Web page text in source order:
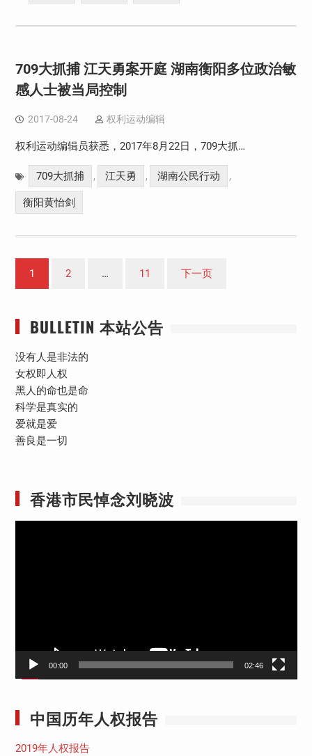
709大抓捕 江天勇案开庭 湖南衡阳多位政治敏
感人士被当局控制
2017-08-24 权利运动编辑
权利运动编辑员获悉，2017年8月22日，709大抓…
709大抓捕 , 江天勇 , 湖南公民行动 ,
衡阳黄怡剑
章
页
1 2 … 11 下一页
BULLETIN 本站公告
没有人是非法的
女权即人权
黑人的命也是命
科学是真实的
爱就是爱
善良是一切
香港市民悼念刘晓波
00:00 02:46
中国历年人权报告
2019年人权报告